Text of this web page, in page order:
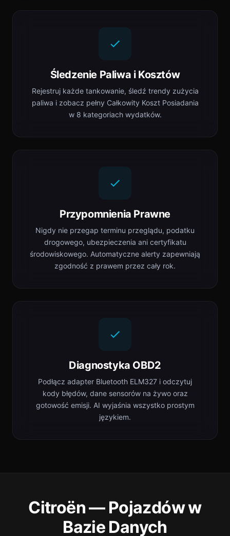
Śledzenie Paliwa i Kosztów
Rejestruj każde tankowanie, śledź trendy zużycia
paliwa i zobacz pełny Całkowity Koszt Posiadania
w 8 kategoriach wydatków.
Przypomnienia Prawne
Nigdy nie przegap terminu przeglądu, podatku
drogowego, ubezpieczenia ani certyfikatu
środowiskowego. Automatyczne alerty zapewniają
zgodność z prawem przez cały rok.
Diagnostyka OBD2
Podłącz adapter Bluetooth ELM327 i odczytuj
kody błędów, dane sensorów na żywo oraz
gotowość emisji. AI wyjaśnia wszystko prostym
językiem.
Citroën — Pojazdów w
Bazie Danych